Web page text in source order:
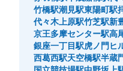
竹橋駅潮見駅東陽町駅
代々木上原駅竹芝駅新
京王多摩センター駅高
銀座一丁目駅虎ノ門ヒ
西葛西駅天空橋駅半蔵